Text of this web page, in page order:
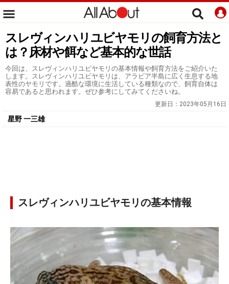
スレヴィンハリユビヤモリの飼育方法と
は？床材や餌など基本的な世話
今回は、スレヴィンハリユビヤモリの基本情報や飼育方法をご紹介いた
します。スレヴィンハリユビヤモリは、アラビア半島に広く生息する地
表性のヤモリです。過酷な環境に生活している種類なので、飼育自体は
容易であると思われます。ぜひ参考にしてみてくださいね。
更新日： 2023年05月16日
星野 一三雄
スレヴィンハリユビヤモリの基本情報